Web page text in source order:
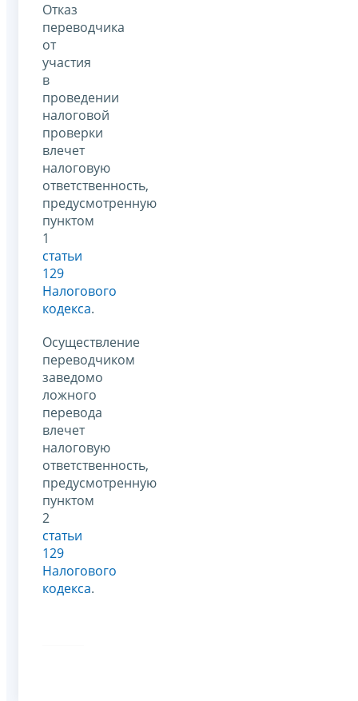
Отказ
переводчика
от
участия
в
проведении
налоговой
проверки
влечет
налоговую
ответственность,
предусмотренную
пунктом
1
статьи
129
Налогового
кодекса.
Осуществление
переводчиком
заведомо
ложного
перевода
влечет
налоговую
ответственность,
предусмотренную
пунктом
2
статьи
129
Налогового
кодекса.